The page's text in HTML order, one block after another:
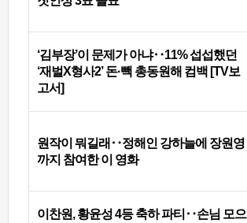
‘김부장’이 문제가 아냐‥11% 섭섭했던
‘재벌X형사2’ 돈·빽 총동원해 컴백 [TV보
고서]
원작이 뭐길래‥정해인 강하늘에 장원영
까지 참여한 이 영화
이찬원, 황윤성 4등 축하 파티‥손님 모으